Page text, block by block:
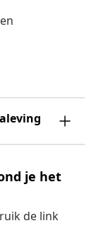
je het
de link